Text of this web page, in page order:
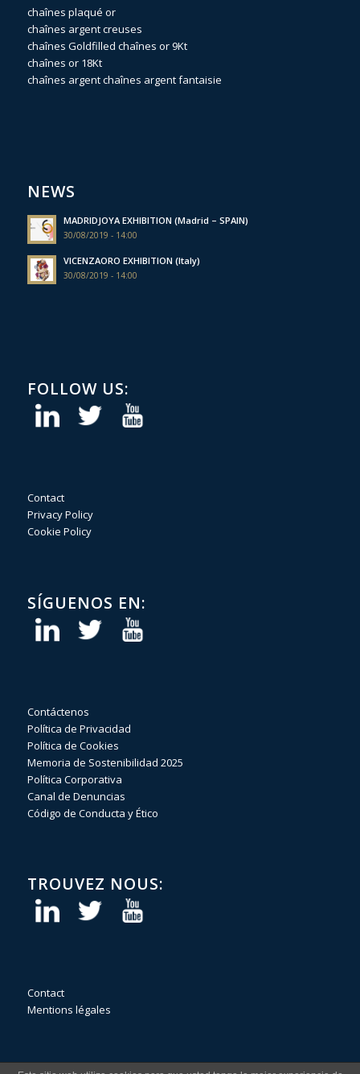
chaînes plaqué or
chaînes argent creuses
chaînes Goldfilled chaînes or 9Kt
chaînes or 18Kt
chaînes argentchaînes argent fantaisie
NEWS
MADRIDJOYA EXHIBITION (Madrid – SPAIN)
30/08/2019 - 14:00
VICENZAORO EXHIBITION (Italy)
30/08/2019 - 14:00
FOLLOW US:
Contact
Privacy Policy
Cookie Policy
SÍGUENOS EN:
Contáctenos
Política de Privacidad
Política de Cookies
Memoria de Sostenibilidad 2025
Política Corporativa
Canal de Denuncias
Código de Conducta y Ético
TROUVEZ NOUS:
Contact
Mentions légales